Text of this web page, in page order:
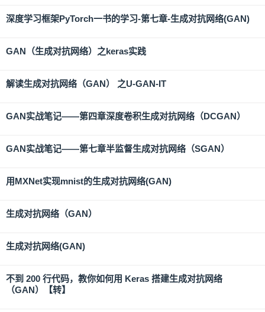
深度学习框架PyTorch一书的学习-第七章-生成对抗网络(GAN)
GAN（生成对抗网络）之keras实践
解读生成对抗网络（GAN） 之U-GAN-IT
GAN实战笔记——第四章深度卷积生成对抗网络（DCGAN）
GAN实战笔记——第七章半监督生成对抗网络（SGAN）
用MXNet实现mnist的生成对抗网络(GAN)
生成对抗网络（GAN）
生成对抗网络(GAN)
不到 200 行代码，教你如何用 Keras 搭建生成对抗网络
（GAN）【转】